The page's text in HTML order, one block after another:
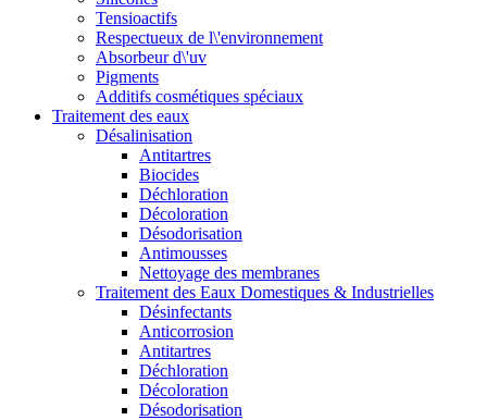
Tensioactifs
Respectueux de l\'environnement
Absorbeur d\'uv
Pigments
Additifs cosmétiques spéciaux
Traitement des eaux
Désalinisation
Antitartres
Biocides
Déchloration
Décoloration
Désodorisation
Antimousses
Nettoyage des membranes
Traitement des Eaux Domestiques & Industrielles
Désinfectants
Anticorrosion
Antitartres
Déchloration
Décoloration
Désodorisation